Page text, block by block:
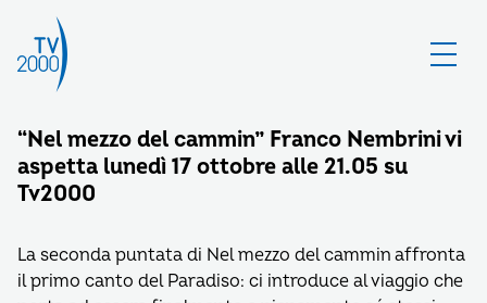
“Nel mezzo del cammin” Franco Nembrini vi
aspetta lunedì 17 ottobre alle 21.05 su
Tv2000
La seconda puntata di Nel mezzo del cammin affronta
il primo canto del Paradiso: ci introduce al viaggio che